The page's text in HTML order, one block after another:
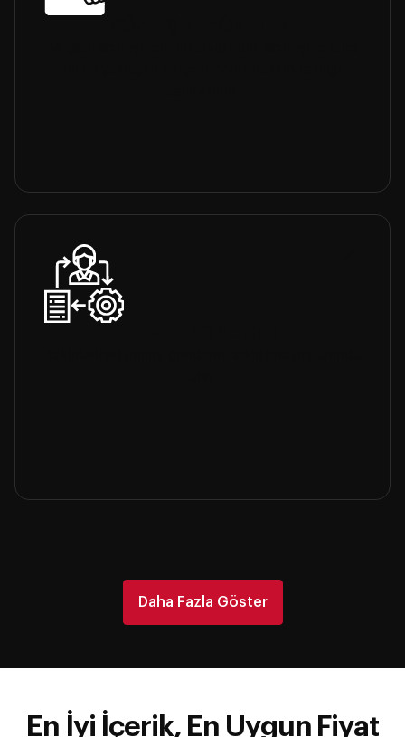
Daha Fazla Göster
En İyi İçerik, En Uygun Fiyat